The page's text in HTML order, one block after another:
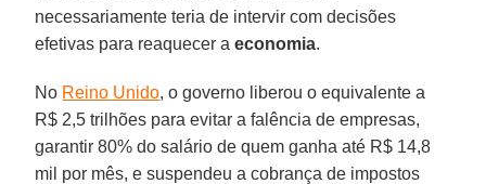
necessariamente teria de intervir com decisões
efetivas para reaquecer aeconomia.
No Reino Unido, o governo liberou o equivalente a
R$ 2,5 trilhões para evitar a falência de empresas,
garantir 80% do salário de quem ganha até R$ 14,8
mil por mês, e suspendeu a cobrança de impostos